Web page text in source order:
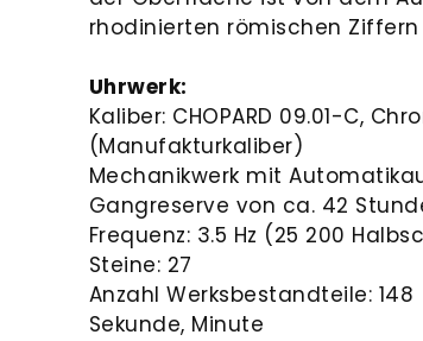
rhodinierten römischen
Uhrwerk:
Kaliber: CHOPARD 09.01-C,
(Manufakturkaliber)
Mechanikwerk mit
Gangreserve von ca. 42
Frequenz: 3.5 Hz (25 200
Steine: 27
Anzahl Werksbestandteile: 148
Sekunde, Minute